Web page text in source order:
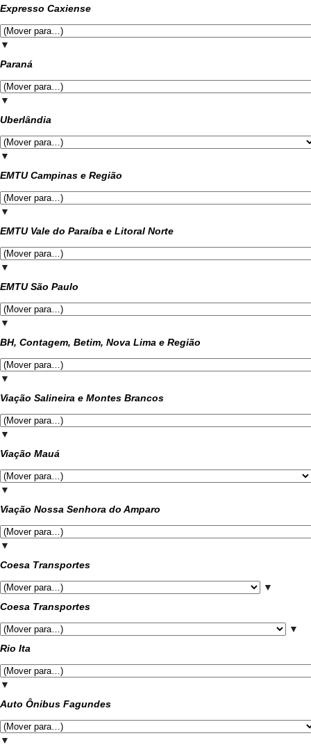
Expresso Caxiense
▼
Paraná
▼
Uberlândia
▼
EMTU Campinas e Região
▼
EMTU Vale do Paraíba e Litoral Norte
▼
EMTU São Paulo
▼
BH, Contagem, Betim, Nova Lima e Região
▼
Viação Salineira e Montes Brancos
▼
Viação Mauá
▼
Viação Nossa Senhora do Amparo
▼
Coesa Transportes
▼
Coesa Transportes
▼
Rio Ita
▼
Auto Ônibus Fagundes
▼